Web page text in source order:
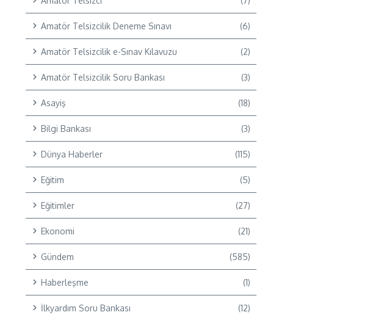
Amatör Telsizcilik Deneme Sınavı (6)
Amatör Telsizcilik e-Sınav Kılavuzu (2)
Amatör Telsizcilik Soru Bankası (3)
Asayiş (18)
Bilgi Bankası (3)
Dünya Haberler (115)
Eğitim (5)
Eğitimler (27)
Ekonomi (21)
Gündem (585)
Haberleşme (1)
İlkyardım Soru Bankası (12)